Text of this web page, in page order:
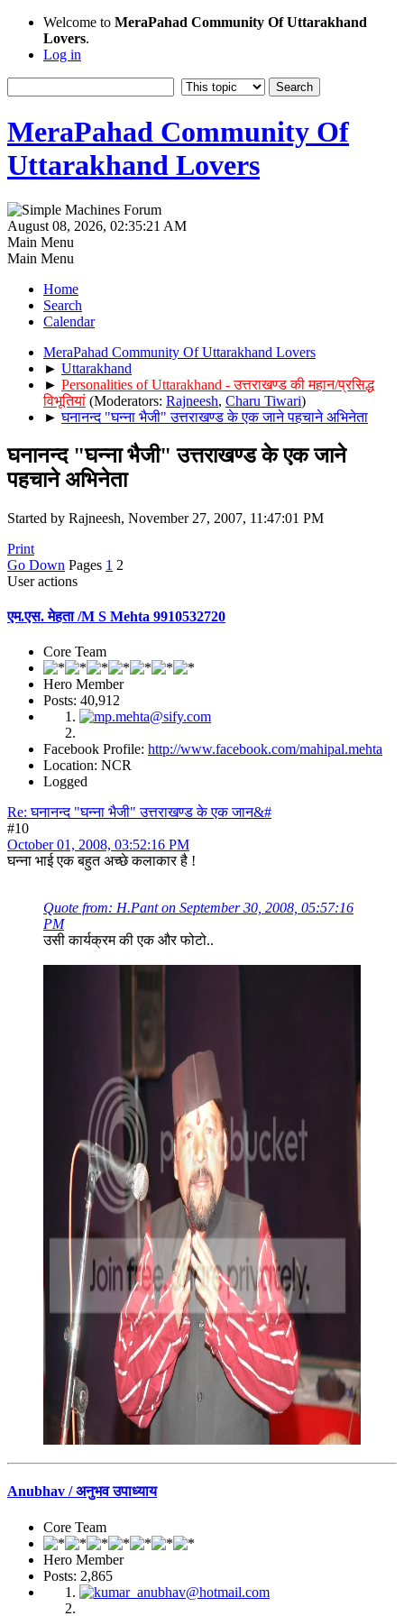
Welcome to MeraPahad Community Of Uttarakhand
Lovers.
Log in
MeraPahad Community Of
Uttarakhand Lovers
August 08, 2026, 02:35:21 AM
Main Menu
Main Menu
Home
Search
Calendar
MeraPahad Community Of Uttarakhand Lovers
► Uttarakhand
► Personalities of Uttarakhand - उत्तराखण्ड की महान/प्रसिद्ध
विभूतियां (Moderators: Rajneesh, Charu Tiwari)
►घनानन्द "घन्ना भैजी" उत्तराखण्ड के एक जाने पहचाने अभिनेता
घनानन्द "घन्ना भैजी" उत्तराखण्ड के एक जाने
पहचाने अभिनेता
Started by Rajneesh, November 27, 2007, 11:47:01 PM
Print
Go Down Pages 1 2
User actions
एम.एस. मेहता /M S Mehta 9910532720
Core Team
Hero Member
Posts: 40,912
Facebook Profile: http://www.facebook.com/mahipal.mehta
Location: NCR
Logged
Re: घनानन्द "घन्ना भैजी" उत्तराखण्ड के एक जान&#
#10
October 01, 2008, 03:52:16 PM
घन्ना भाई एक बहुत अच्छे कलाकार है !
Quote from: H.Pant on September 30, 2008, 05:57:16
PM
उसी कार्यक्रम की एक और फोटो..
Anubhav / अनुभव उपाध्याय
Core Team
Hero Member
Posts: 2,865